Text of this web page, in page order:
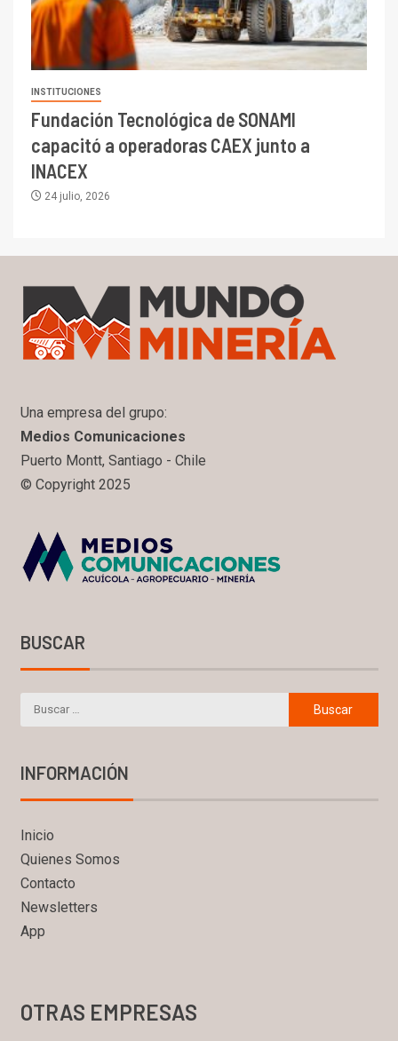
INSTITUCIONES
Fundación Tecnológica de SONAMI
capacitó a operadoras CAEX junto a
INACEX
24 julio, 2026
Una empresa del grupo:
Medios Comunicaciones
Puerto Montt, Santiago - Chile
© Copyright 2025
BUSCAR
INFORMACIÓN
Inicio
Quienes Somos
Contacto
Newsletters
App
OTRAS EMPRESAS